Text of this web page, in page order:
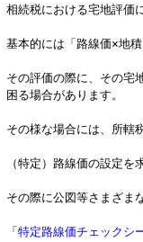
相続税における宅地評価
基本的には「路線価×地
その評価の際に、その宅
困る場合があります。
その様な場合には、所轄
（特定）路線価の設定を
その際に公図等さまざま
「 特定路線価チェックシ